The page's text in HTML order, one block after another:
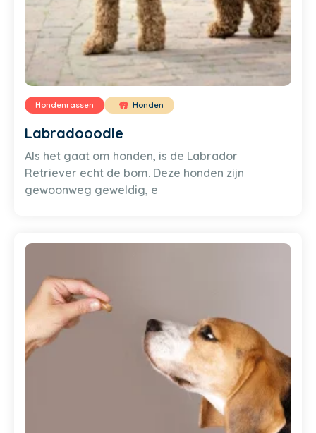
Hondenrassen Honden
Labradooodle
Als het gaat om honden, is de Labrador
Retriever echt de bom. Deze honden zijn
gewoonweg geweldig, e